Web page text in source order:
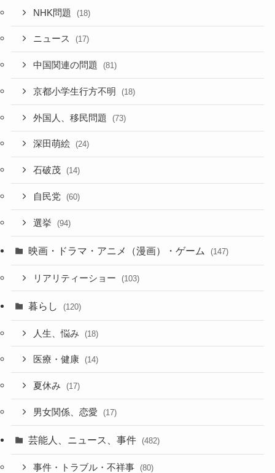
NHK問題 (18)
ニュース (17)
中国関連の問題 (81)
京都小学生行方不明 (18)
外国人、移民問題 (73)
深田萌絵 (24)
石破茂 (14)
自民党 (60)
選挙 (94)
映画・ドラマ・アニメ（漫画）・ゲーム (147)
リアリティーショー (103)
暮らし (120)
人生、悩み (18)
医療・健康 (14)
夏休み (17)
男女関係、恋愛 (17)
芸能人、ニュース、事件 (482)
事件・トラブル・不祥事 (80)